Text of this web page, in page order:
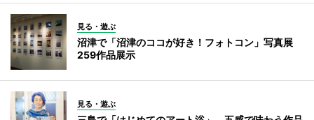
見る・遊ぶ
沼津で「沼津のココが好き！フォトコン」写真展
259作品展示
見る・遊ぶ